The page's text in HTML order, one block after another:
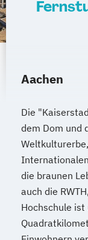
Master of
Online
Online
Aachen
Die
dem Dom und
die braunen
auch die
Hochschule